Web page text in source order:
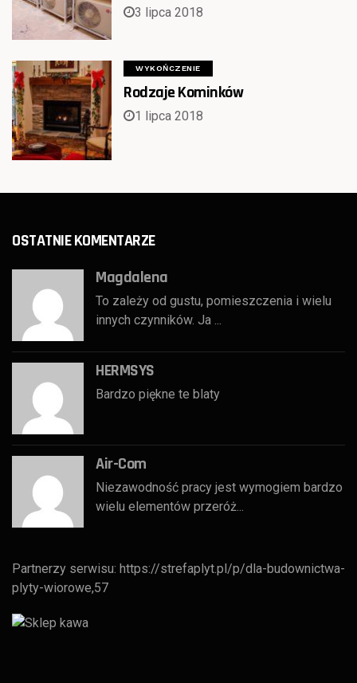
3 lipca 2018
WYKOŃCZENIE
Rodzaje Kominków
1 lipca 2018
OSTATNIE KOMENTARZE
Magdalena
To zależy od gustu, pomieszczenia i wielu
innych czynników. Ja ...
HERMSYS
Bardzo piękne te blaty
Air-Com
Niezawodność pracy jest wymogiem bardzo
wielu elementów przeróż...
Partnerzy serwisu: https://strefaplyt.pl/p/dla-budownictwa-
plyty-wiorowe,57